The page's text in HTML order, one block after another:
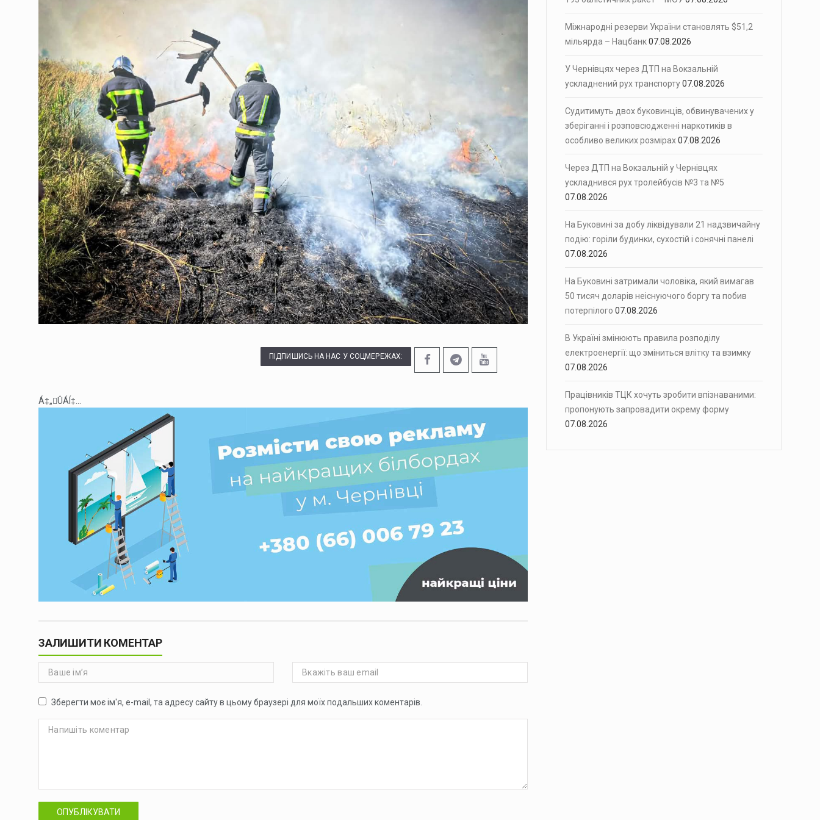
Українська ППО у липні перехопила лише 29 зі 195 балістичних ракет – МОУ У липні сили ППО перехопили…
Міжнародні резерви України становлять $51,2 мільярда - Нацбанк
07.08.2026 | 16:37 У Чернівцях через ДТП на Вокзальній ускладнений рух транспорту У Чернівцях на вулиці Вокзальній,…
ПІДПИШИСЬ НА НАС У СОЦМЕРЕЖАХ:
Á‡„ÛÁÍ‡...
ЗАЛИШИТИ КОМЕНТАР
Зберегти моє ім'я, e-mail, та адресу сайту в цьому браузері для моїх подальших коментарів.
ОПУБЛІКУВАТИ
Міжнародні резерви України становлять $51,2
мільярда – Нацбанк07.08.2026
У Чернівцях через ДТП на Вокзальній
ускладнений рух транспорту07.08.2026
Судитимуть двох буковинців, обвинувачених у
зберіганні і розповсюдженні наркотиків в
особливо великих розмірах07.08.2026
Через ДТП на Вокзальній у Чернівцях
ускладнився рух тролейбусів №3 та №5
07.08.2026
На Буковині за добу ліквідували 21 надзвичайну
подію: горіли будинки, сухостій і сонячні панелі
07.08.2026
На Буковині затримали чоловіка, який вимагав
50 тисяч доларів неіснуючого боргу та побив
потерпілого 07.08.2026
В Україні змінюють правила розподілу
електроенергії: що зміниться влітку та взимку
07.08.2026
Працівників ТЦК хочуть зробити впізнаваними:
пропонують запровадити окрему форму
07.08.2026